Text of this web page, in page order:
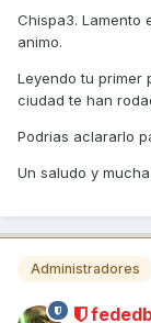
Chispa3. Lamento
animo.
Leyendo tu primer
ciudad te han
Podrias aclararlo
Un saludo y
Administradores